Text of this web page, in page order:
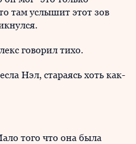
там услышит этот зов
говорил тихо.
Нэл, стараясь хоть как-
того что она была